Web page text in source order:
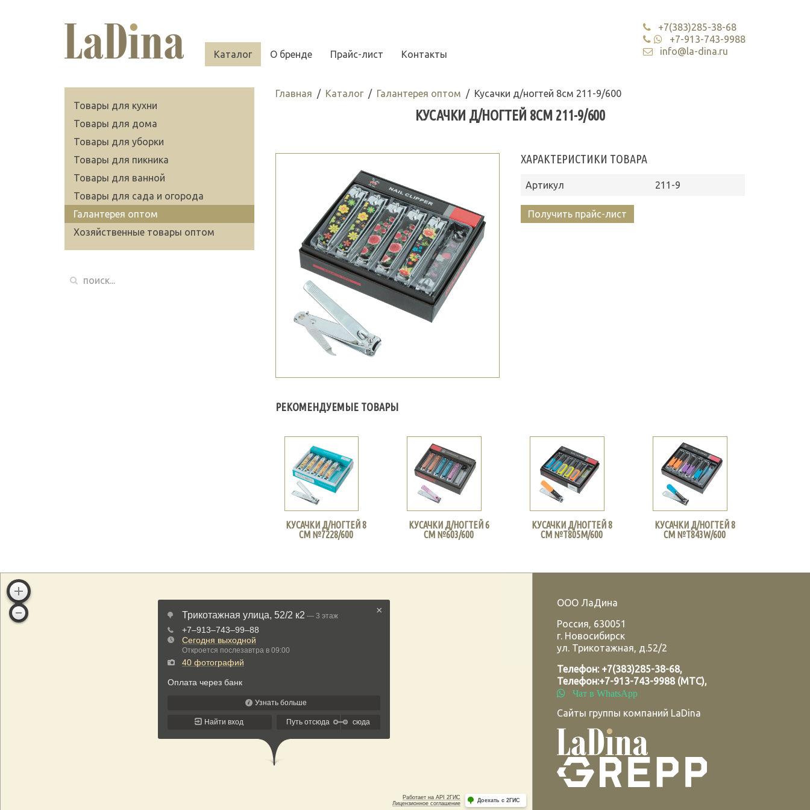
Каталог О бренде Прайс-лист Контакты
+7(383)285-38-68
+7-913-743-9988
info@la-dina.ru
Главная Каталог Галантерея оптом Кусачки д/ногтей 8см 211-9/600
КУСАЧКИ Д/НОГТЕЙ 8СМ 211-9/600
ХАРАКТЕРИСТИКИ ТОВАРА
Артикул 211-9
Получить прайс-лист
РЕКОМЕНДУЕМЫЕ ТОВАРЫ
КУСАЧКИ Д/НОГТЕЙ 8
СМ №7228/600
КУСАЧКИ Д/НОГТЕЙ 6
СМ №603/600
КУСАЧКИ Д/НОГТЕЙ 8
СМ №Т805М/600
КУСАЧКИ Д/НОГТЕЙ 8
СМ №Т843W/600
Товары для кухни
Товары для дома
Товары для уборки
Товары для пикника
Товары для ванной
Товары для сада и огорода
Галантерея оптом
Хозяйственные товары оптом
ООО ЛаДина
Россия, 630051
г. Новосибирск
ул. Трикотажная, д.52/2
Телефон: +7(383)285-38-68,
Телефон:+7-913-743-9988 (МТС),
Чат в WhatsApp
Сайты группы компаний LaDina